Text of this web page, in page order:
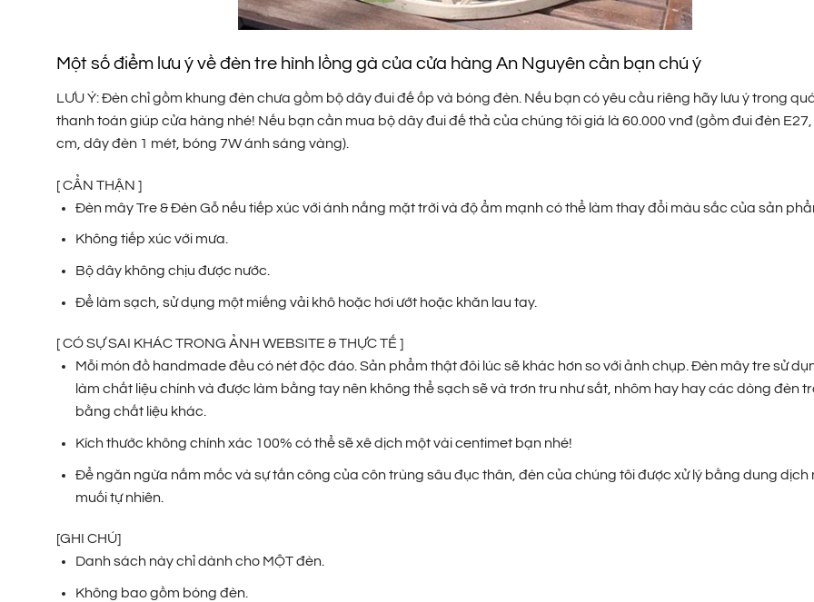
Một số điểm lưu ý về đèn tre hình lồng gà của cửa hàng An Nguyên cần bạn chú ý
LƯU Ý: Đèn chỉ gồm khung đèn chưa gồm bộ dây đui đế ốp và bóng đèn. Nếu bạn có yêu cầu riêng hãy lưu ý trong
thanh toán giúp cửa hàng nhé! Nếu bạn cần mua bộ dây đui đế thả của chúng tôi giá là 60.000 vnđ (gồm đui đèn E27,
cm, dây đèn 1 mét, bóng 7W ánh sáng vàng).
[ CẨN THẬN ]
Đèn mây Tre & Đèn Gỗ nếu tiếp xúc với ánh nắng mặt trời và độ ẩm mạnh có thể làm thay đổi màu sắc của sản
Không tiếp xúc với mưa.
Bộ dây không chịu được nước.
Để làm sạch, sử dụng một miếng vải khô hoặc hơi ướt hoặc khăn lau tay.
[ CÓ SỰ SAI KHÁC TRONG ẢNH WEBSITE & THỰC TẾ ]
Mỗi món đồ handmade đều có nét độc đáo. Sản phẩm thật đôi lúc sẽ khác hơn so với ảnh chụp. Đèn mây tre sử
làm chất liệu chính và được làm bằng tay nên không thể sạch sẽ và trơn tru như sắt, nhôm hay hay các dòng đèn
bằng chất liệu khác.
Kích thước không chính xác 100% có thể sẽ xê dịch một vài centimet bạn nhé!
Để ngăn ngừa nấm mốc và sự tấn công của côn trùng sâu đục thân, đèn của chúng tôi được xử lý bằng dung dịch
muối tự nhiên.
[GHI CHÚ]
Danh sách này chỉ dành cho MỘT đèn.
Không bao gồm bóng đèn.